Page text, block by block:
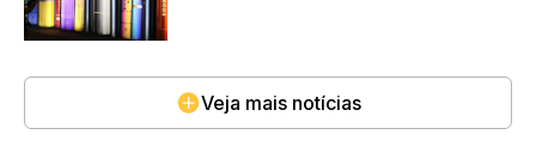
Veja mais notícias